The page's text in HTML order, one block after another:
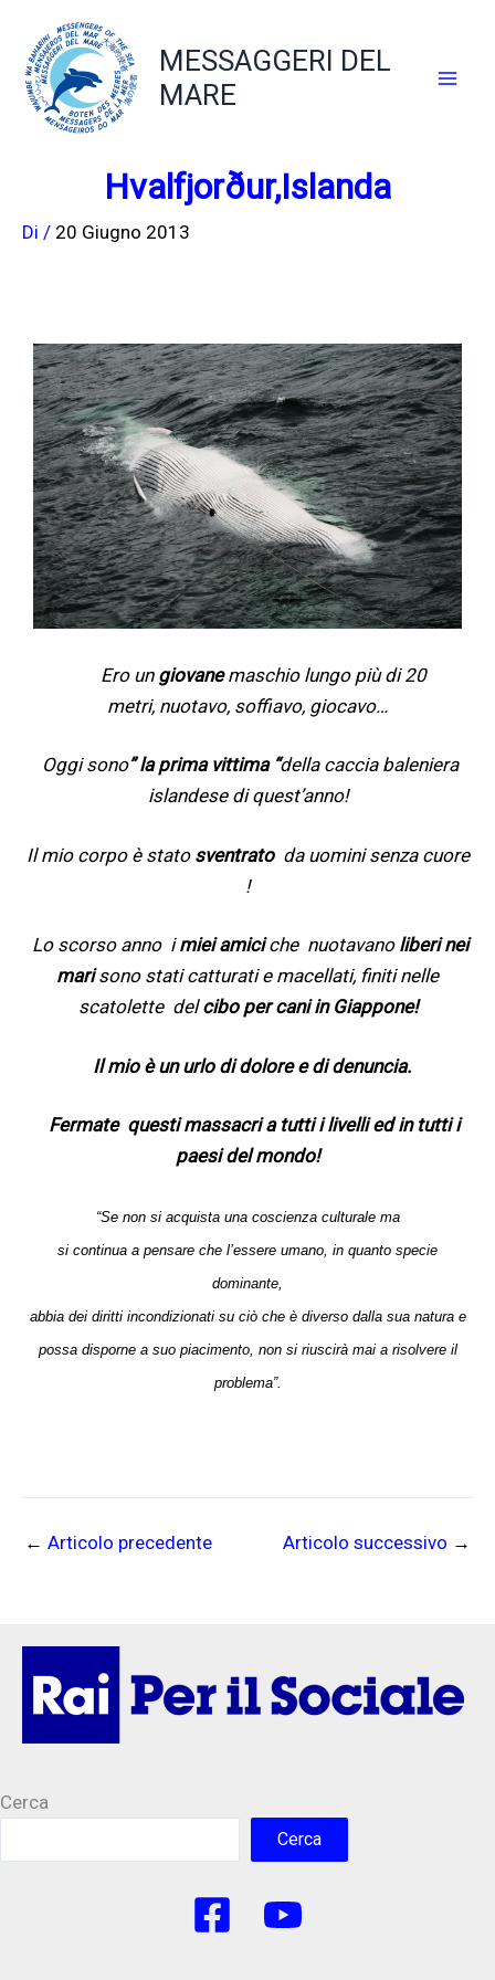
contenuto
MESSAGGERI DEL
MARE
Hvalfjorður,Islanda
Di / 20 Giugno 2013
Ero un giovanemaschio lungo più di 20
metri, nuotavo, soffiavo, giocavo…
Oggi sono” la prima vittima “della caccia baleniera
islandese di quest’anno!
Il mio corpo è stato sventratoda uomini senza cuore
!
Lo scorso anno imiei amiciche nuotavanoliberi nei
marisono stati catturati e macellati, finiti nelle
scatolette delcibo per cani in Giappone!
Il mio è un urlo di dolore e di denuncia.
Fermate questi massacri a tutti i livelli ed in tutti i
paesi del mondo!
“Se non si acquista una coscienza culturale ma
si continua a pensare che l’essere umano, in quanto specie
dominante,
abbia dei diritti incondizionati su ciò che è diverso dalla sua natura e
possa disporne a suo piacimento, non si riuscirà mai a risolvere il
problema”.
← Articolo precedente Articolo successivo →
Cerca
Cerca